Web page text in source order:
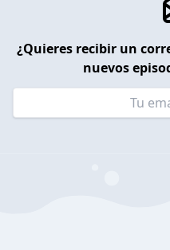
¿Quieres recibir un
nuevos